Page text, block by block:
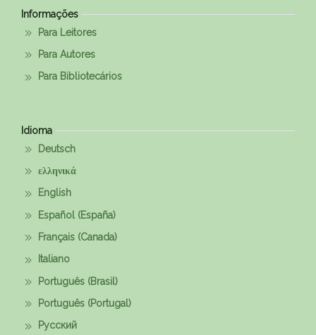
Informações
Para Leitores
Para Autores
Para Bibliotecários
Idioma
Deutsch
ελληνικά
English
Español (España)
Français (Canada)
Italiano
Português (Brasil)
Português (Portugal)
Русский